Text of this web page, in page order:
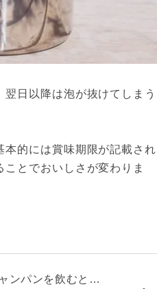
日以降は泡が抜けてしまう
的には賞味期限が記載され
とでおいしさが変わりま
ンパンを飲むとき